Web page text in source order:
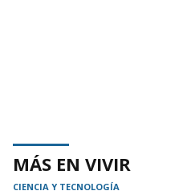
MÁS EN VIVIR
CIENCIA Y TECNOLOGÍA